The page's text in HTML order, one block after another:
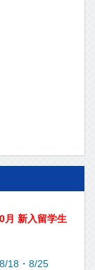
月 新入留学生
18・8/25